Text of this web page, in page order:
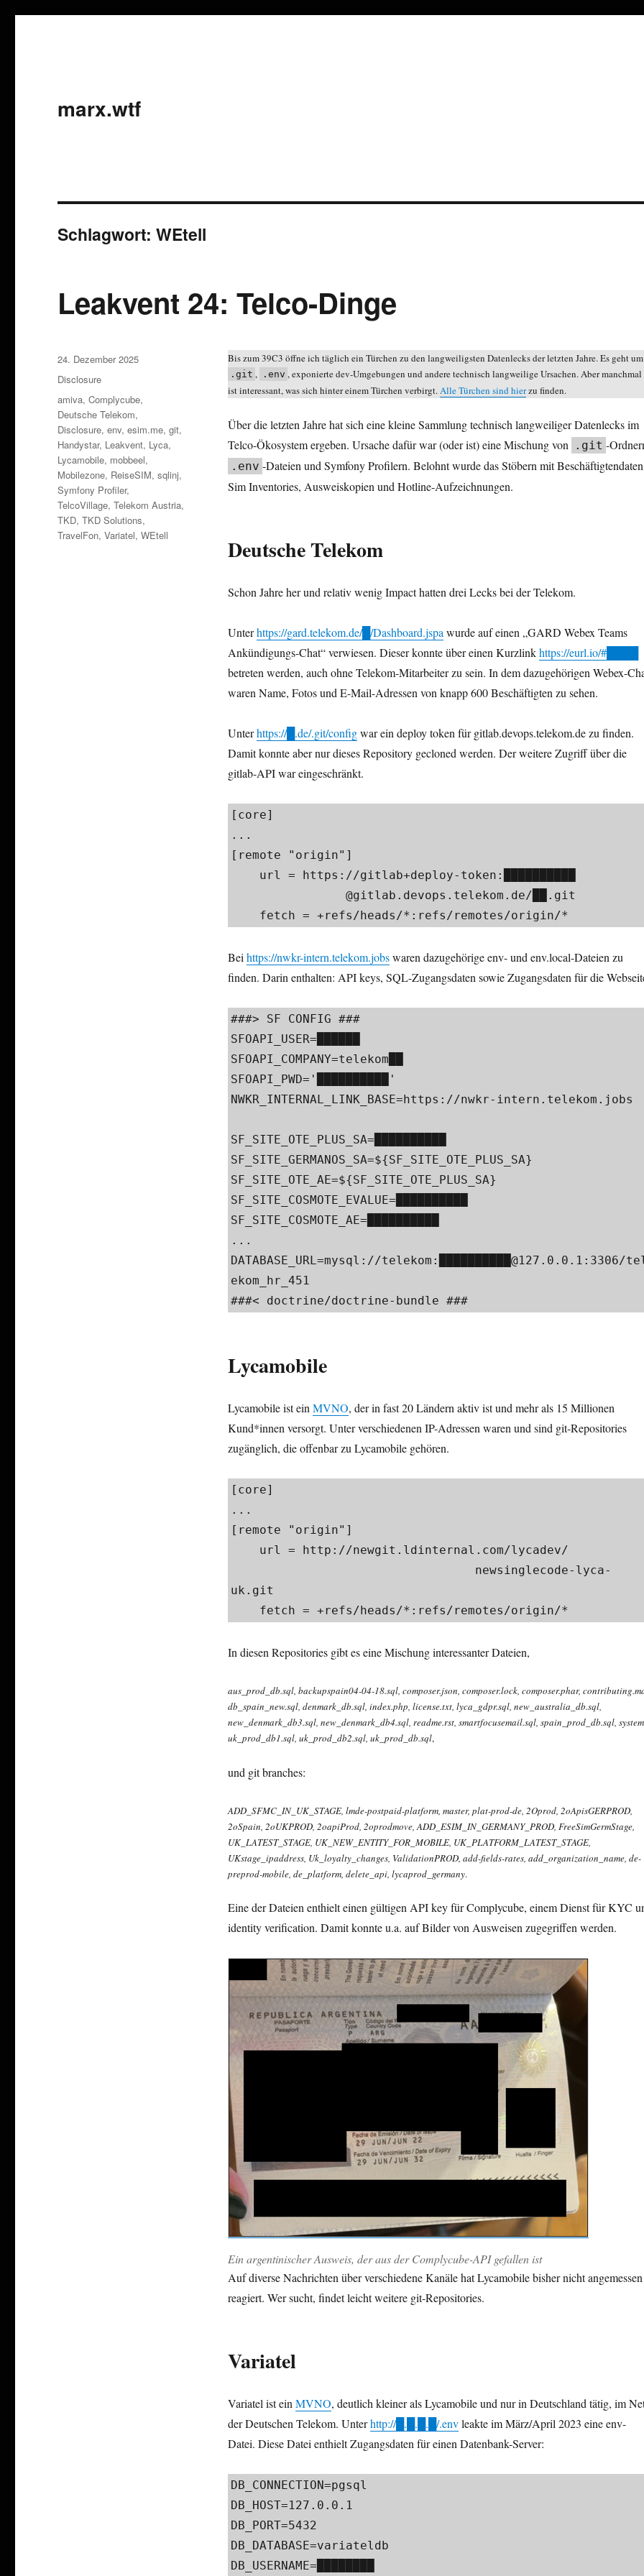
marx.wtf
Schlagwort:WEtell
Leakvent 24: Telco-Dinge
Bis zum 39C3 öffne ich täglich ein Türchen zu den langweiligsten Datenlecks der letzten Jahre. Es geht um
.git , .env , exponierte dev-Umgebungen und andere technisch langweilige Ursachen. Aber manchmal
ist interessant, was sich hinter einem Türchen verbirgt.Alle Türchen sind hierzu finden.
Über die letzten Jahre hat sich eine kleine Sammlung technisch langweiliger Datenlecks im
Telco-Ökosystem ergeben. Ursache dafür war (oder ist) eine Mischung von
.git -
.env -Dateien und Symfony Profilern. Belohnt wurde das Stöbern mit
Sim Inventories, Ausweiskopien und Hotline-Aufzeichnungen.
Deutsche Telekom
Schon Jahre her und relativ wenig Impact hatten drei Lecks bei der Telekom.
Unterhttps://gard.telekom.de/█/Dashboard.jspa wurde auf einen „GARD Webex Teams
Ankündigungs-Chat“ verwiesen. Dieser konnte über einen Kurzlinkhttps://eurl.io/#████
betreten werden, auch ohne Telekom-Mitarbeiter zu sein. In dem dazugehörigen Webex-
waren Name, Fotos und E-Mail-Adressen von knapp 600 Beschäftigten zu sehen.
Unterhttps://█.de/.git/configwar ein deploy token für gitlab.devops.telekom.de zu finden.
Damit konnte aber nur dieses Repository gecloned werden. Der weitere Zugriff über die
gitlab-API war eingeschränkt.
[core]
...
[remote "origin"]​
    fetch = +refs/heads/*:refs/remotes/origin/*​
Bei https://nwkr-intern.telekom.jobswaren dazugehörige env- und env.local-Dateien zu
finden. Darin enthalten: API keys, SQL-Zugangsdaten sowie Zugangsdaten für die
###> SF CONFIG ###​
SFOAPI_USER=██████​
SFOAPI_COMPANY=telekom█​█​
SFOAPI_PWD='██████████'​
NWKR_INTERNAL_LINK_BASE=https://nwkr-intern.telekom.jobs​
SF_SITE_OTE_PLUS_SA=██████████
SF_SITE_GERMANOS_SA=${SF_SITE_OTE_PLUS_SA}​
SF_SITE_OTE_AE=${SF_SITE_OTE_PLUS_SA}​
SF_SITE_COSMOTE_EVALUE=██████████​
SF_SITE_COSMOTE_AE=██████████​
...
DATABASE_URL=mysql://telekom:██████████@127.0.0.1:3306/
ekom_hr_451​
###< doctrine/doctrine-bundle ###​
Lycamobile
Lycamobile ist ein MVNO, der in fast 20 Ländern aktiv ist und mehr als 15 Millionen
Kund*innen versorgt. Unter verschiedenen IP-Adressen waren und sind git-Repositories
zugänglich, die offenbar zu Lycamobile gehören.
[core]​
...
[remote "origin"]​
uk.git​
    fetch = +refs/heads/*:refs/remotes/origin/*​
In diesen Repositories gibt es eine Mischung interessanter Dateien,
aus_prod_db.sql​, backupspain04-04-18.sql​, composer.json​, composer.lock​, composer.phar​,
db_spain_new.sql​, denmark_db.sql​, index.php​, license.txt​, lyca_gdpr.sql​, new_australia_db.sql​,
new_denmark_db3.sql​, new_denmark_db4.sql​, readme.rst​, smartfocusemail.sql​, spain_prod_db.sql​,
uk_prod_db1.sql​, uk_prod_db2.sql​, uk_prod_db.sql​​,
und git branches:
ADD_SFMC_IN_UK_STAGE​, lmde-postpaid-platform​, master​, plat-prod-de​, 2Oprod​, 2oApisGERPROD​,
2oSpain​, 2oUKPROD​, 2oapiProd​, 2oprodmove​, ADD_ESIM_IN_GERMANY_PROD​, FreeSimGermStage​,
UK_LATEST_STAGE​, UK_NEW_ENTITY_FOR_MOBILE​, UK_PLATFORM_LATEST_STAGE​,
UKstage_ipaddress​, Uk_loyalty_changes​, ValidationPROD​, add-fields-rates​, add_organization_name​, de-
preprod-mobile​, de_platform​, delete_api​, lycaprod_germany​.
Eine der Dateien enthielt einen gültigen API key für Complycube, einem Dienst für KYC
identity verification. Damit konnte u.a. auf Bilder von Ausweisen zugegriffen werden.
Ein argentinischer Ausweis, der aus der Complycube-API gefallen ist
Auf diverse Nachrichten über verschiedene Kanäle hat Lycamobile bisher nicht angemessen
reagiert. Wer sucht, findet leicht weitere git-Repositories.
Variatel
Variatel ist ein MVNO, deutlich kleiner als Lycamobile und nur in Deutschland tätig, im
der Deutschen Telekom. Unterhttp://█.█.█.█/.envleakte im März/April 2023 eine env-
Datei. Diese Datei enthielt Zugangsdaten für einen Datenbank-Server:
DB_CONNECTION=pgsql
DB_HOST=127.0.0.1
DB_PORT=5432
DB_DATABASE=variateldb
DB_USERNAME=████████
Veröffentlicht
am
24. Dezember 2025
Kategorien
Disclosure
Schlagwörter
amiva,Complycube,
Deutsche Telekom,
Disclosure,env,esim.me,git,
Handystar, Leakvent, Lyca,
Lycamobile, mobbeel,
Mobilezone, ReiseSIM,sqlinj,
Symfony Profiler,
TelcoVillage,Telekom Austria,
TKD,TKD Solutions,
TravelFon,Variatel,WEtell